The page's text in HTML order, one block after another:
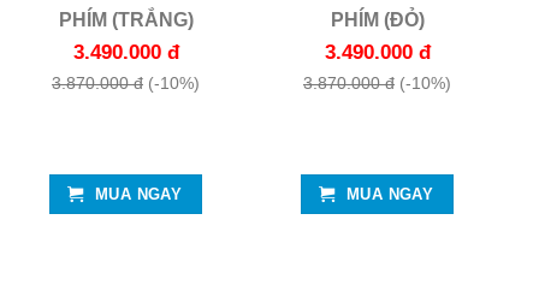
PHÍM (TRẮNG)
3.490.000 đ
3.870.000 đ (-10%)
MUA NGAY
PHÍM (ĐỎ)
3.490.000 đ
3.870.000 đ (-10%)
MUA NGAY